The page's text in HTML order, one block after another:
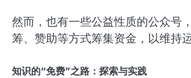
然而，也有一些公益性质的公众号
筹、赞助等方式筹集资金，以维持
知识的“免费”之路：探索与实践